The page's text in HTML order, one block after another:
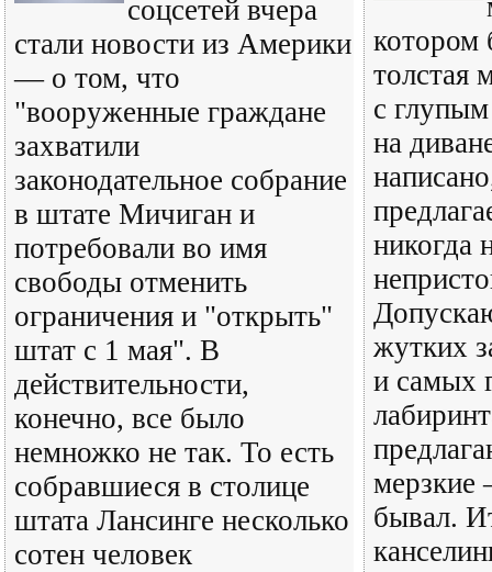
соцсетей вчера
стали новости из Америки
— о том, что
"вооруженные граждане
захватили
законодательное собрание
в штате Мичиган и
потребовали во имя
свободы отменить
ограничения и "открыть"
штат с 1 мая". В
действительности,
конечно, все было
немножко не так. То есть
собравшиеся в столице
штата Лансинге несколько
сотен человек
котором
толстая
с
на
никогда
жутких
и самых
мерзкие
бывал.